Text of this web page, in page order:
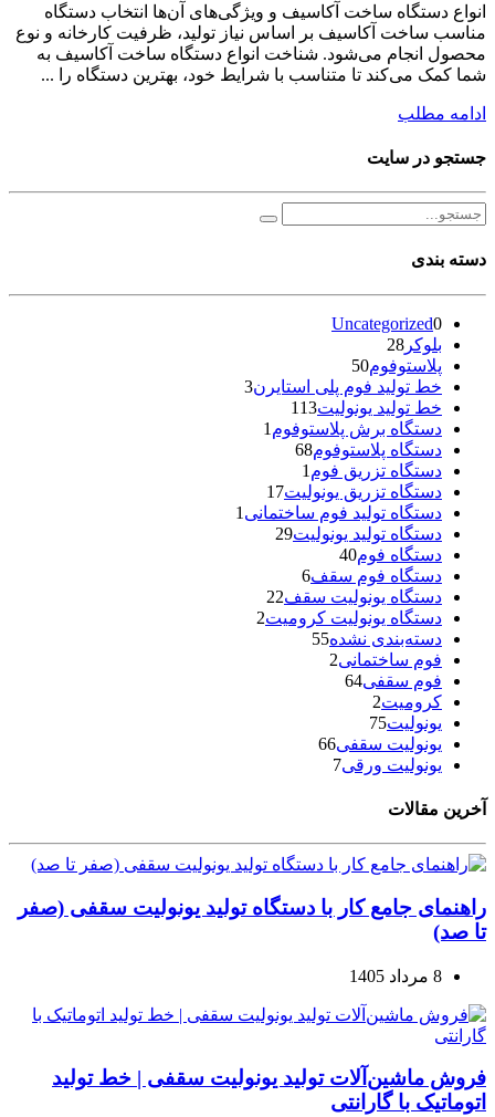
انواع دستگاه ساخت آکاسیف و ویژگی‌های آن‌ها انتخاب دستگاه
مناسب ساخت آکاسیف بر اساس نیاز تولید، ظرفیت کارخانه و نوع
محصول انجام می‌شود. شناخت انواع دستگاه ساخت آکاسیف به
شما کمک می‌کند تا متناسب با شرایط خود، بهترین دستگاه را ...
ادامه مطلب
جستجو در سایت
دسته بندی
Uncategorized0
بلوکر 28
پلاستوفوم50
خط تولید فوم پلی استایرن3
خط تولید یونولیت113
دستگاه برش پلاستوفوم 1
دستگاه پلاستوفوم68
دستگاه تزریق فوم 1
دستگاه تزریق یونولیت17
دستگاه تولید فوم ساختمانی 1
دستگاه تولید یونولیت29
دستگاه فوم40
دستگاه فوم سقف6
دستگاه یونولیت سقف22
دستگاه یونولیت کرومیت2
دسته‌بندی نشده55
فوم ساختمانی2
فوم سقفی64
کرومیت2
یونولیت75
یونولیت سقفی66
یونولیت ورقی7
آخرین مقالات
راهنمای جامع کار با دستگاه تولید یونولیت سقفی (صفر
تا صد)
8 مرداد 1405
فروش ماشین‌آلات تولید یونولیت سقفی | خط تولید
اتوماتیک با گارانتی